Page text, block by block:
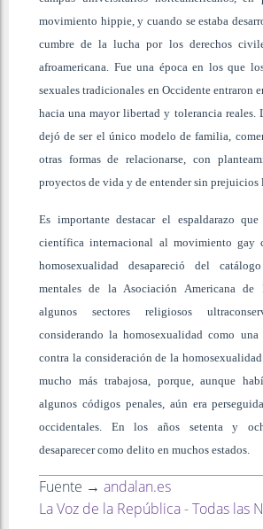
movimiento hippie, y cuando se estaba
cumbre de la lucha por los derechos
afroamericana. Fue una época en los que
sexuales tradicionales en Occidente entraron
hacia una mayor libertad y tolerancia reales.
dejó de ser el único modelo de familia,
otras formas de relacionarse, con
proyectos de vida y de entender sin prejuicios
Es importante destacar el espaldarazo
científica internacional al movimiento gay
homosexualidad desapareció del
mentales de la Asociación Americana de
algunos sectores religiosos
considerando la homosexualidad como
contra la consideración de la
mucho más trabajosa, porque, aunque
algunos códigos penales, aún era
occidentales. En los años setenta y
desaparecer como delito en muchos estados.
Fuente → andalan.es
La Voz de la República - Todas las